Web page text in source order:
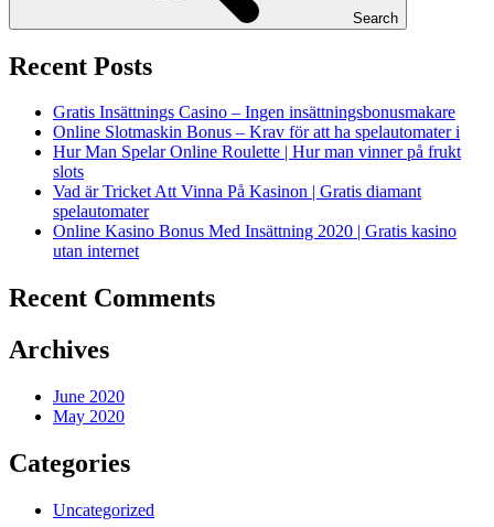
Search
Recent Posts
Gratis Insättnings Casino – Ingen insättningsbonusmakare
Online Slotmaskin Bonus – Krav för att ha spelautomater i
Hur Man Spelar Online Roulette | Hur man vinner på frukt
slots
Vad är Tricket Att Vinna På Kasinon | Gratis diamant
spelautomater
Online Kasino Bonus Med Insättning 2020 | Gratis kasino
utan internet
Recent Comments
Archives
June 2020
May 2020
Categories
Uncategorized